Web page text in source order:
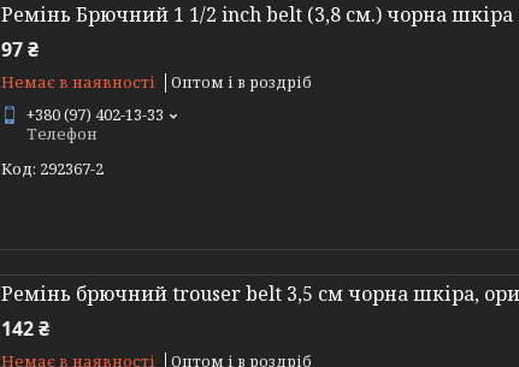
Ремінь Брючний 1 1/2 inch belt (3,8 см.) чорна шкіра
97 ₴
Немає в наявності Оптом і в роздріб
+380 (97) 402-13-33
Телефон
292367-2
Ремінь брючний trouser belt 3,5 см чорна шкіра,
142 ₴
Немає в наявності Оптом і в роздріб